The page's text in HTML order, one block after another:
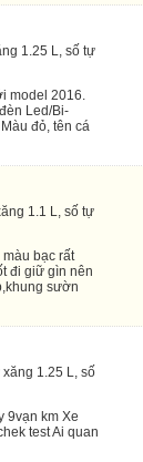
1.25 L, số tự
model 2016.
Led/Bi-
đỏ, tên cá
1.1 L, số tự
bạc rất
đi giữ gìn nên
sườn
1.25 L, số
9vạn km Xe
test Ai quan